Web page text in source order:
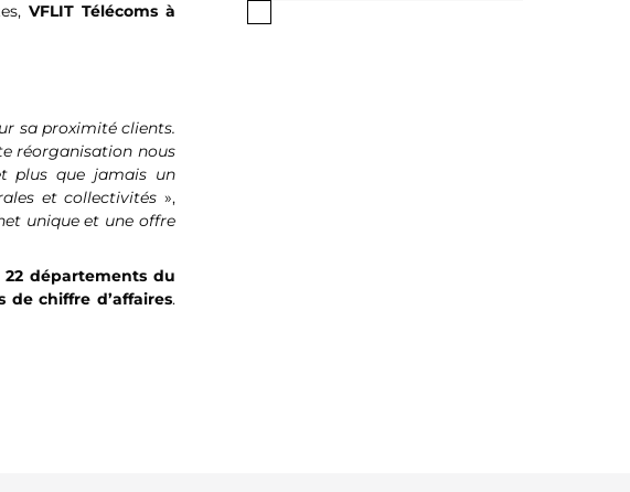
VFLIT Télécoms à
sa proximité clients.
réorganisation nous
plus que jamais un
et collectivités »,
unique et une offre
départements du
de chiffre d’affaires.